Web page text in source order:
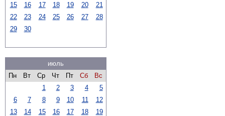
15
16 17 18 19 20
21
22
23 24 25 26 27
28
29
30
июль
Пн
Вт Ср Чт Пт Сб
Вс
1
2 3 4
5
6
7 8 9 10 11
12
13
14 15 16 17 18
19